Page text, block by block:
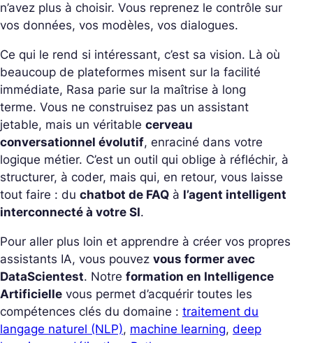
n’avez plus à choisir. Vous reprenez le contrôle sur
vos données, vos modèles, vos dialogues.
Ce qui le rend si intéressant, c’est sa vision. Là où
beaucoup de plateformes misent sur la facilité
immédiate, Rasa parie sur la maîtrise à long
terme. Vous ne construisez pas un assistant
jetable, mais un véritable cerveau
conversationnel évolutif, enraciné dans votre
logique métier. C’est un outil qui oblige à réfléchir, à
structurer, à coder, mais qui, en retour, vous laisse
tout faire : du chatbot de FAQ à l’agent intelligent
interconnecté à votre SI.
Pour aller plus loin et apprendre à créer vos propres
assistants IA, vous pouvez vous former avec
DataScientest. Notre formation en Intelligence
Artificielle vous permet d’acquérir toutes les
compétences clés du domaine : traitement du
langage naturel (NLP), machine learning, deep